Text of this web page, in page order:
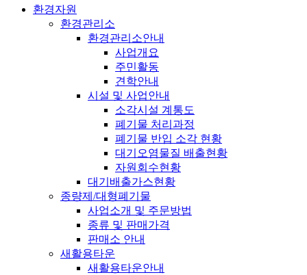
환경자원
환경관리소
환경관리소안내
사업개요
주민활동
견학안내
시설 및 사업안내
소각시설 계통도
폐기물 처리과정
폐기물 반입 소각 현황
대기오염물질 배출현황
자원회수현황
대기배출가스현황
종량제/대형폐기물
사업소개 및 주문방법
종류 및 판매가격
판매소 안내
새활용타운
새활용타운안내